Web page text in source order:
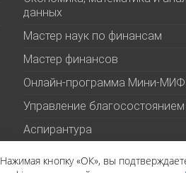
данных
Мастер наук по финансам
Мастер финансов
Онлайн-программа Мини-МИФ
Управление благосостоянием
Аспирантура
Нажимая кнопку «ОК», вы